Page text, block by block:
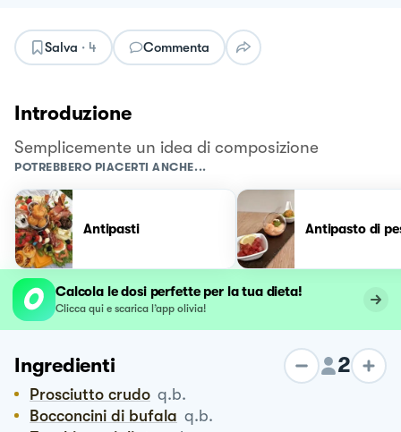
Salva · 4 Commenta
Introduzione
Semplicemente un idea di composizione
POTREBBERO PIACERTI ANCHE...
Antipasti Antipasto di
Calcola le dosi perfette per la tua dieta!
Clicca qui e scarica l’app olivia!
Ingredienti 2
Prosciutto crudo q.b.
Bocconcini di bufala q.b.